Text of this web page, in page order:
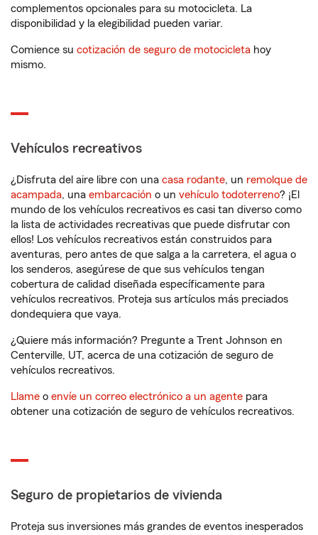
complementos opcionales para su motocicleta. La
disponibilidad y la elegibilidad pueden variar.
Comience su cotización de seguro de motocicleta hoy
mismo.
Vehículos recreativos
¿Disfruta del aire libre con una casa rodante, un remolque de
acampada, una embarcación o un vehículo todoterreno? ¡El
mundo de los vehículos recreativos es casi tan diverso como
la lista de actividades recreativas que puede disfrutar con
ellos! Los vehículos recreativos están construidos para
aventuras, pero antes de que salga a la carretera, el agua o
los senderos, asegúrese de que sus vehículos tengan
cobertura de calidad diseñada específicamente para
vehículos recreativos. Proteja sus artículos más preciados
dondequiera que vaya.
¿Quiere más información? Pregunte a Trent Johnson en
Centerville, UT, acerca de una cotización de seguro de
vehículos recreativos.
Llame o envíe un correo electrónico a un agente para
obtener una cotización de seguro de vehículos recreativos.
Seguro de propietarios de vivienda
Proteja sus inversiones más grandes de eventos inesperados